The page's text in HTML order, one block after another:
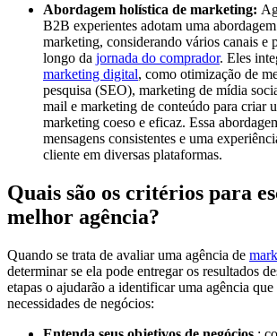
Abordagem holística de marketing:
B2B experientes adotam uma
marketing, considerando vários canais e
longo da jornada do comprador. Eles
marketing digital, como otimização de
pesquisa (SEO), marketing de mídia
mail e marketing de conteúdo para criar
marketing coeso e eficaz. Essa
mensagens consistentes e uma
cliente em diversas plataformas.
Quais são os critérios para
melhor agência?
Quando se trata de avaliar uma agência de
determinar se ela pode entregar os resultados
etapas o ajudarão a identificar uma agência que
necessidades de negócios: